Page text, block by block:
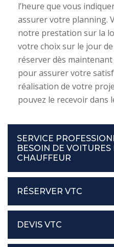
l’heure que vous
assurer votre planning.
notre prestation sur la
votre choix sur le jour
réserver dès
pour assurer votre
réalisation de votre
pouvez le recevoir dans
SERVICE
BESOIN DE
CHAUFFEUR
RÉSERVER VTC
DEVIS VTC